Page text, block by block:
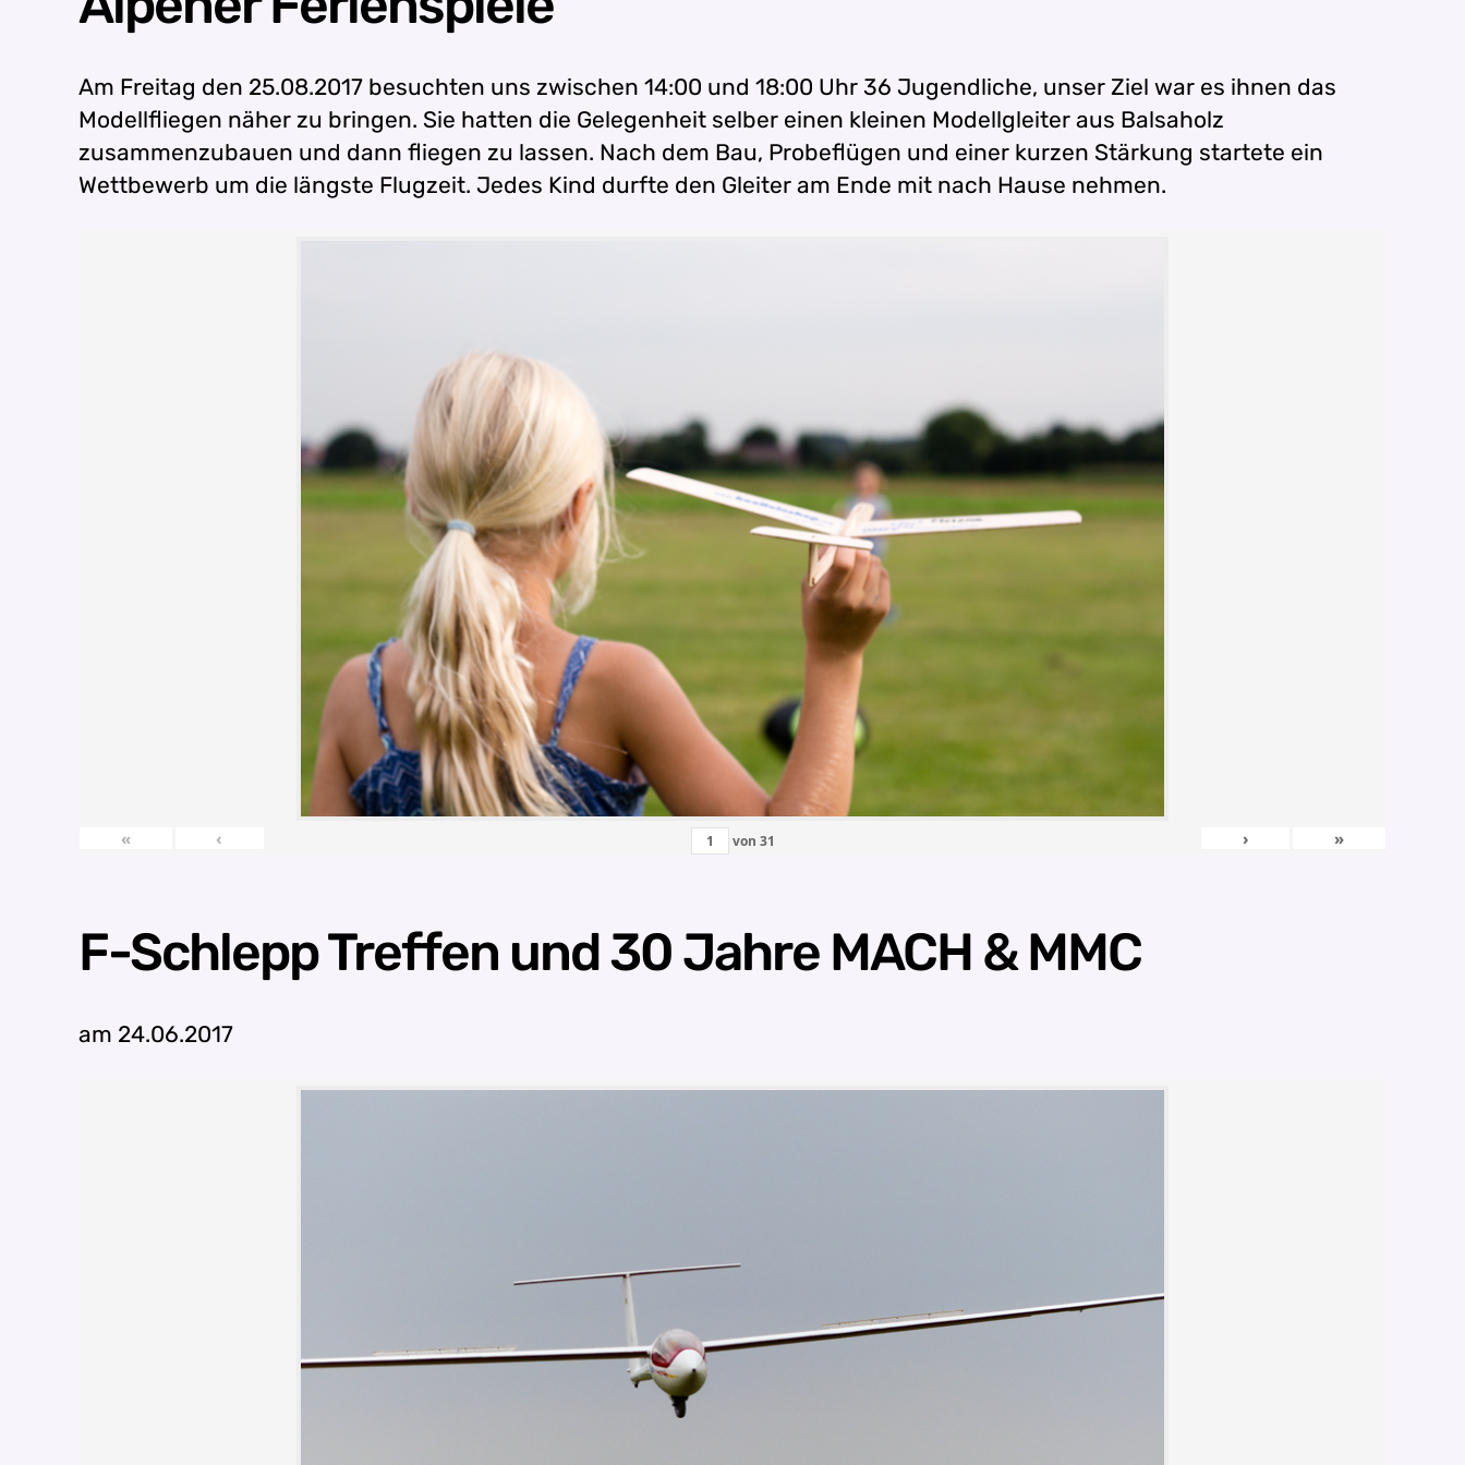
Am Freitag den 25.08.2017 besuchten uns zwischen 14:00 und 18:00 Uhr 36 Jugendliche, unser Ziel war es ihnen das
Modellfliegen näher zu bringen. Sie hatten die Gelegenheit selber einen kleinen Modellgleiter aus Balsaholz
zusammenzubauen und dann fliegen zu lassen. Nach dem Bau, Probeflügen und einer kurzen Stärkung startete ein
Wettbewerb um die längste Flugzeit. Jedes Kind durfte den Gleiter am Ende mit nach Hause nehmen.
« ‹ von 31 › »
F-Schlepp Treffen und 30 Jahre MACH & MMC
am 24.06.2017